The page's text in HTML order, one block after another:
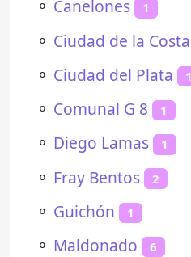
⚬ Canelones 1
⚬ Ciudad de la Costa
⚬ Ciudad del Plata 1
⚬ Comunal G 8 1
⚬ Diego Lamas 1
⚬ Fray Bentos 2
⚬ Guichón 1
⚬ Maldonado 6